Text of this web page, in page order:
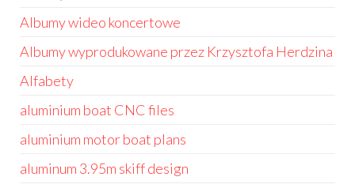
Albumy wideo koncertowe
Albumy wyprodukowane przez Krzysztofa Herdzina
Alfabety
aluminium boat CNC files
aluminium motor boat plans
aluminum 3.95m skiff design